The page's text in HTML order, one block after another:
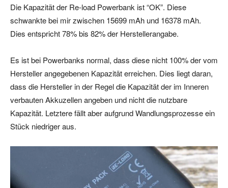
Die Kapazität der Re-load Powerbank ist “OK”. Diese
schwankte bei mir zwischen 15699 mAh und 16378 mAh.
Dies entspricht 78% bis 82% der Herstellerangabe.
Es ist bei Powerbanks normal, dass diese nicht 100% der vom
Hersteller angegebenen Kapazität erreichen. Dies liegt daran,
dass die Hersteller in der Regel die Kapazität der im Inneren
verbauten Akkuzellen angeben und nicht die nutzbare
Kapazität. Letztere fällt aber aufgrund Wandlungsprozesse ein
Stück niedriger aus.